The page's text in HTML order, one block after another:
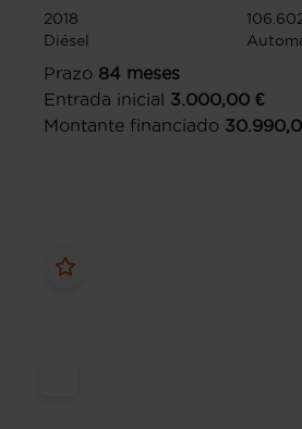
2018
Diésel
Prazo 84 meses
Entrada inicial
3.000,00 €
Montante financiado